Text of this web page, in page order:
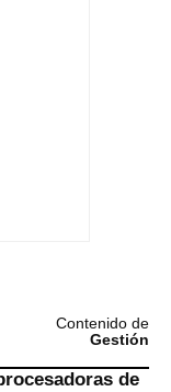
Contenido de
Gestión
de